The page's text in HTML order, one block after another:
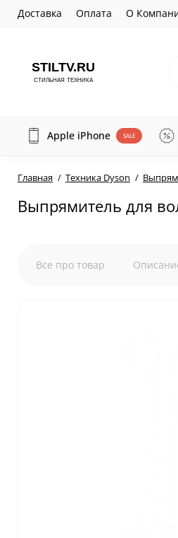
Доставка Оплата О
Apple iPhone SALE
Главная Техника Dyson
Выпрямитель для
Все про товар